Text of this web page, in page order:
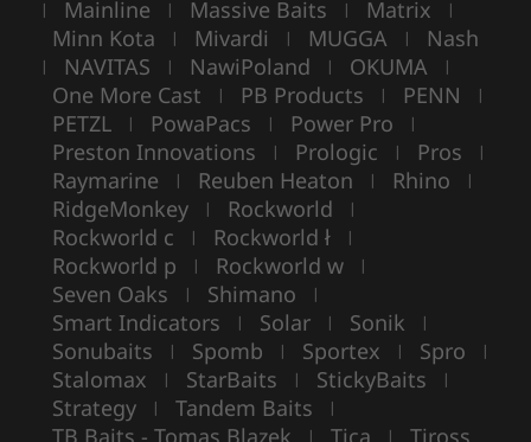
| Mainline | Massive Baits | Matrix |
Minn Kota | Mivardi | MUGGA | Nash
| NAVITAS | NawiPoland | OKUMA |
One More Cast | PB Products | PENN |
PETZL | PowaPacs | Power Pro |
Preston Innovations | Prologic | Pros |
Raymarine | Reuben Heaton | Rhino |
RidgeMonkey | Rockworld |
Rockworld c | Rockworld ł |
Rockworld p | Rockworld w |
Seven Oaks | Shimano |
Smart Indicators | Solar | Sonik |
Sonubaits | Spomb | Sportex | Spro |
Stalomax | StarBaits | StickyBaits |
Strategy | Tandem Baits |
| |